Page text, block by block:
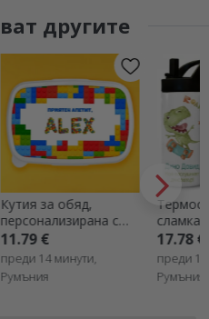
другите
за обяд,
с
- Lego
€
14 минути,
Термос с
сламка,
послание
Дино
17.78 €
преди 14
Румъния